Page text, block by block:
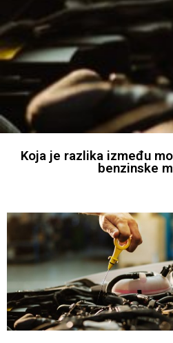
Koja je razlika između
benzinske